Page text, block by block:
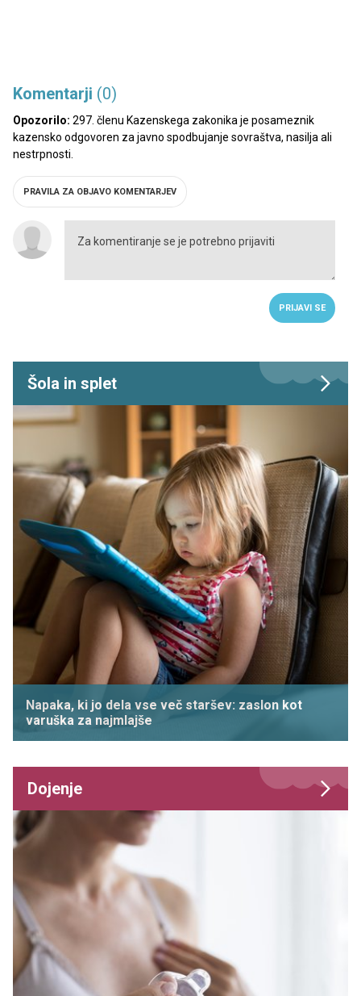
Komentarji (0)
Opozorilo: 297. členu Kazenskega zakonika je posameznik
kazensko odgovoren za javno spodbujanje sovraštva, nasilja ali
nestrpnosti.
PRAVILA ZA OBJAVO KOMENTARJEV
PRIJAVI SE
Šola in splet
Napaka, ki jo dela vse več staršev: zaslon kot
varuška za najmlajše
Dojenje